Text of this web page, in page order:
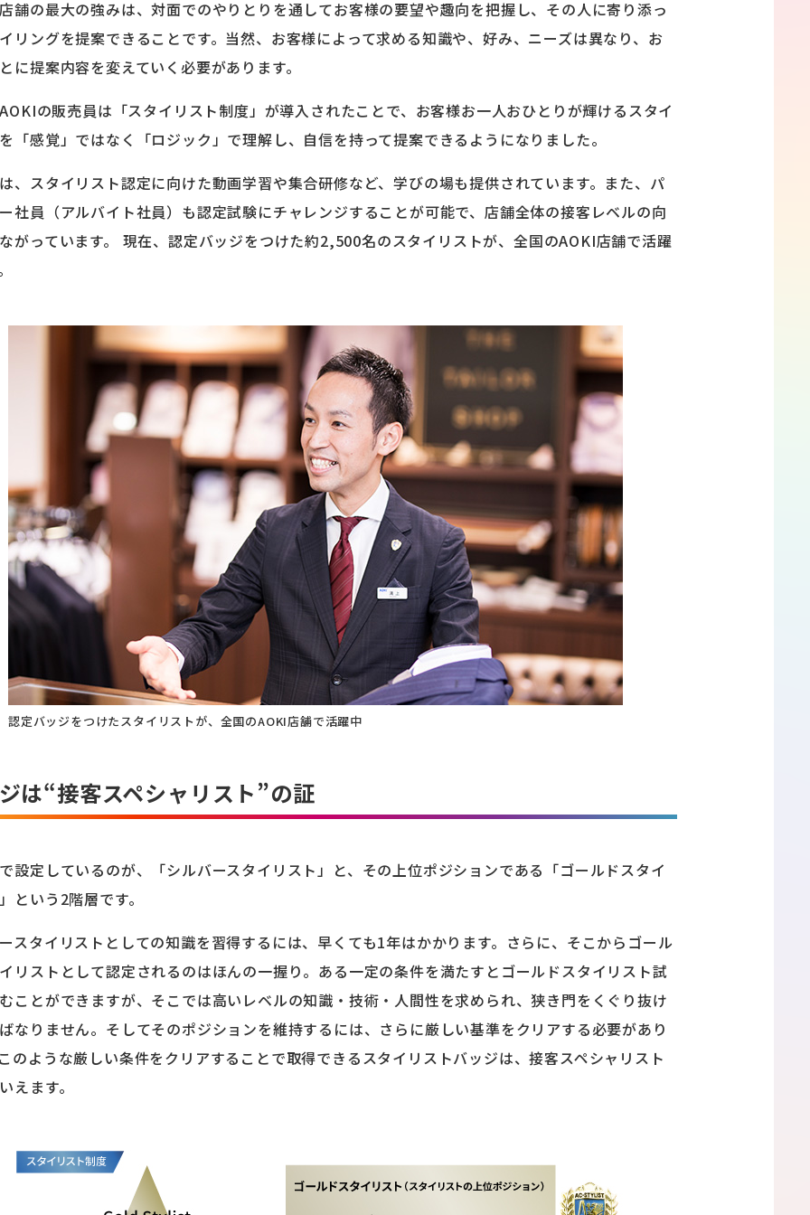
舗の最大の強みは、対面でのやりとりを通してお客様の要望や趣向を把握し、その人に寄り添っ
リングを提案できることです。当然、お客様によって求める知識や、好み、ニーズは異なり、お
に提案内容を変えていく必要があります。
の販売員は「スタイリスト制度」が導入されたことで、お客様お一人おひとりが輝けるスタイ
「感覚」ではなく「ロジック」で理解し、自信を持って提案できるようになりました。
、スタイリスト認定に向けた動画学習や集合研修など、学びの場も提供されています。また、パ
社員（アルバイト社員）も認定試験にチャレンジすることが可能で、店舗全体の接客レベルの向
がっています。 現在、認定バッジをつけた約2,500名のスタイリストが、全国のAOKI店舗で活躍
認定バッジをつけたスタイリストが、全国のAOKI店舗で活躍中
は“接客スペシャリスト”の証
設定しているのが、「シルバースタイリスト」と、その上位ポジションである「ゴールドスタイ
という2階層です。
スタイリストとしての知識を習得するには、早くても1年はかかります。さらに、そこからゴール
リストとして認定されるのはほんの一握り。ある一定の条件を満たすとゴールドスタイリスト試
ことができますが、そこでは高いレベルの知識・技術・人間性を求められ、狭き門をくぐり抜け
なりません。そしてそのポジションを維持するには、さらに厳しい基準をクリアする必要があり
のような厳しい条件をクリアすることで取得できるスタイリストバッジは、接客スペシャリスト
えます。